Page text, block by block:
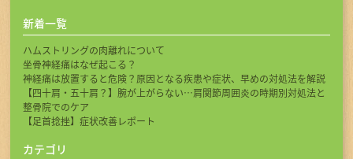
新着一覧
ハムストリングの肉離れについて
坐骨神経痛はなぜ起こる？
神経痛は放置すると危険？原因となる疾患や症状、早めの対処法を解説
【四十肩・五十肩？】腕が上がらない…肩関節周囲炎の時期別対処法と
整骨院でのケア
【足首捻挫】症状改善レポート
カテゴリ